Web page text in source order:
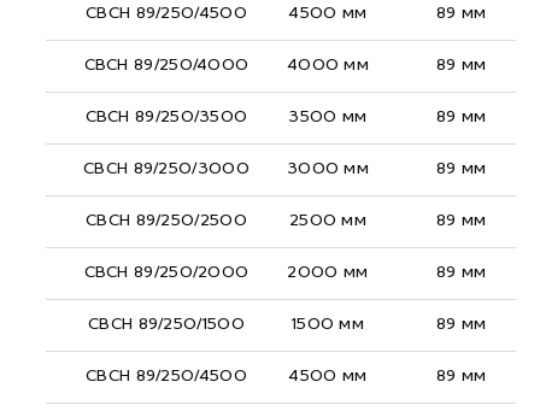
СВСН 89/250/4500 4500 мм 89 мм
СВСН 89/250/4000 4000 мм 89 мм
СВСН 89/250/3500 3500 мм 89 мм
СВСН 89/250/3000 3000 мм 89 мм
СВСН 89/250/2500 2500 мм 89 мм
СВСН 89/250/2000 2000 мм 89 мм
СВСН 89/250/1500 1500 мм 89 мм
СВСН 89/250/4500 4500 мм 89 мм